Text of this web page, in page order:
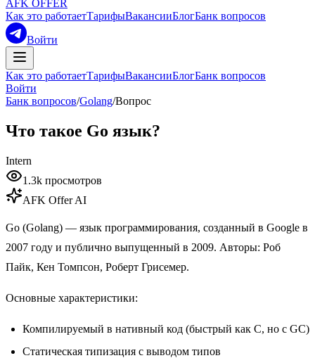
AFK OFFER
Как это работаетТарифыВакансииБлогБанк вопросов
Войти
Как это работаетТарифыВакансииБлогБанк вопросов
Войти
Банк вопросов/Golang/Вопрос
Что такое Go язык?
Intern
1.3k просмотров
AFK Offer AI
Go (Golang) — язык программирования, созданный в Google в
2007 году и публично выпущенный в 2009. Авторы: Роб
Пайк, Кен Томпсон, Роберт Грисемер.
Основные характеристики:
Компилируемый в нативный код (быстрый как C, но с GC)
Статическая типизация с выводом типов